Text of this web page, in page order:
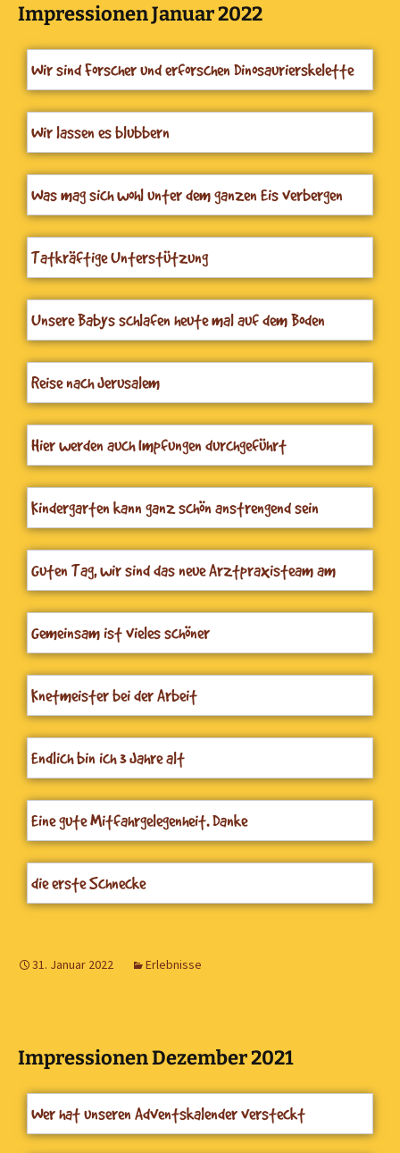
Impressionen Januar 2022
Wir sind Forscher und erforschen Dinosaurierskelette
Wir lassen es blubbern
Was mag sich wohl unter dem ganzen Eis verbergen
Tatkräftige Unterstützung
Unsere Babys schlafen heute mal auf dem Boden
Reise nach Jerusalem
Hier werden auch Impfungen durchgeführt
Kindergarten kann ganz schön anstrengend sein
Guten Tag, wir sind das neue Arztpraxisteam am
Fürberg
Gemeinsam ist vieles schöner
Knetmeister bei der Arbeit
Endlich bin ich 3 Jahre alt
Eine gute Mitfahrgelegenheit. Danke
die erste Schnecke
31. Januar 2022 Erlebnisse
Impressionen Dezember 2021
Wer hat unseren Adventskalender versteckt